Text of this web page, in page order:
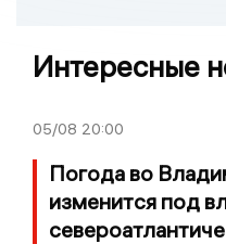
Интересные
05/08 20:00
Погода во
изменится под